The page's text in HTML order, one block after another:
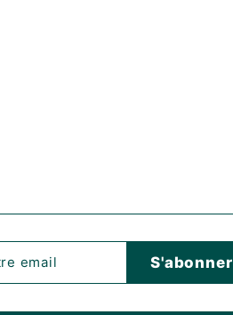
S'abonner